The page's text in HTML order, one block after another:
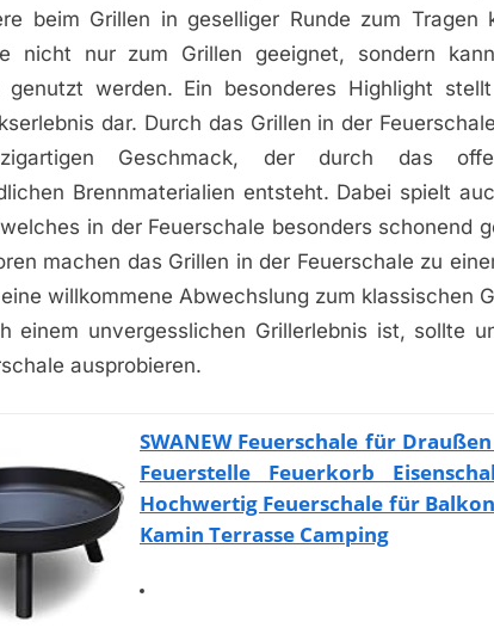
beim Grillen in geselliger Runde zum
nicht nur zum Grillen geeignet, sondern
genutzt werden. Ein besonderes Highlight
dar. Durch das Grillen in der
Geschmack, der durch das
Brennmaterialien entsteht. Dabei spielt
in der Feuerschale besonders schonend
machen das Grillen in der Feuerschale zu
willkommene Abwechslung zum klassischen
einem unvergesslichen Grillerlebnis ist, sollte
ausprobieren.
SWANEW Feuerschale für
Feuerstelle Feuerkorb
Hochwertig Feuerschale für
Kamin Terrasse Camping